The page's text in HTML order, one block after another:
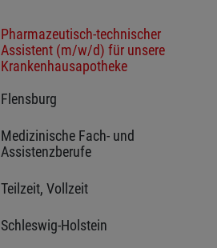
Pharmazeutisch-technischer
Assistent (m/w/d) für unsere
Krankenhausapotheke
Flensburg
Medizinische Fach- und
Assistenzberufe
Teilzeit, Vollzeit
Schleswig-Holstein